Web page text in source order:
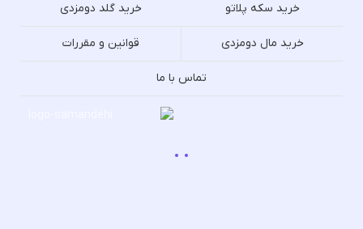
خرید سکه پلاتو خرید گلد دومزدی
خرید مال دومزدی قوانین و مقررات
تماس با ما